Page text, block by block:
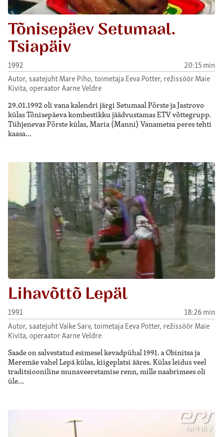
Tõnisepäev Setumaal.
Tsiapäiv
1992
20:15 min
Autor, saatejuht Mare Piho, toimetaja Eeva Potter, režissöör Maie
Kivita, operaator Aarne Veldre
29.01.1992 oli vana kalendri järgi Setumaal Põrste ja Jastrovo
külas Tõnisepäeva kombestikku jäädvustamas ETV võttegrupp.
Tühjenevas Põrste külas, Maria (Manni) Vanametsa peres tehti
kaasa…
Lihavõttõ Lepäl
1991
18:26 min
Autor, saatejuht Vaike Sarv, toimetaja Eeva Potter, režissöör Maie
Kivita, operaator Aarne Veldre
Saade on salvestatud esimesel kevadpühal 1991. a Obinitsa ja
Meremäe vahel Lepä külas, kiigeplatsi ääres. Külas leidus veel
traditsiooniline munaveeretamise renn, mille naabrimees oli
üle…